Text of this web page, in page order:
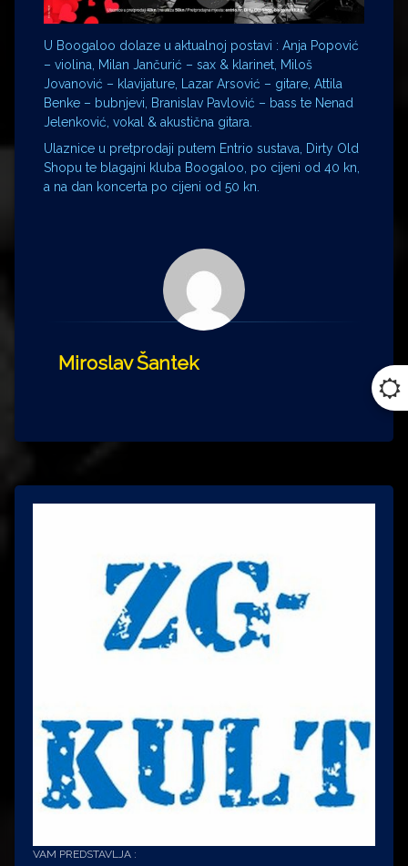
U Boogaloo dolaze u aktualnoj postavi : Anja Popović
– violina, Milan Jančurić – sax & klarinet, Miloš
Jovanović – klavijature, Lazar Arsović – gitare, Attila
Benke – bubnjevi, Branislav Pavlović – bass te Nenad
Jelenković, vokal & akustična gitara.
Ulaznice u pretprodaji putem Entrio sustava, Dirty Old
Shopu te blagajni kluba Boogaloo, po cijeni od 40 kn,
a na dan koncerta po cijeni od 50 kn.
Miroslav Šantek
VAM PREDSTAVLJA :